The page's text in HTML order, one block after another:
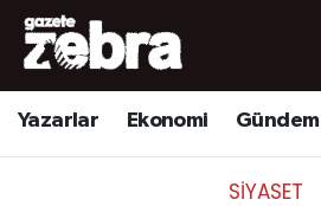
Yazarlar Ekonomi Gündem
SIYASET
Yazarlar
Ekonomi
Nöbetçi Eczaneler
Hava Durumu